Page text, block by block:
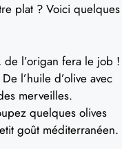
plat ? Voici quelques
de l’origan fera le job !
De l’huile d’olive avec
merveilles.
quelques olives
goût méditerranéen.